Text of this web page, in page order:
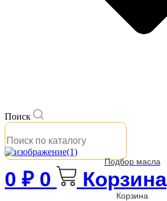
Поиск
Подбор масла
0 ₽ 0 Корзина
Корзина